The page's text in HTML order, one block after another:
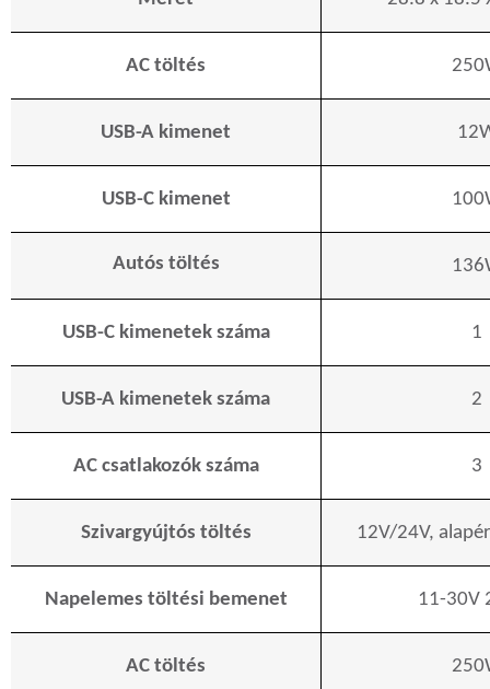
AC töltés
USB-A kimenet
USB-C kimenet
Autós töltés
USB-C kimenetek száma 1
USB-A kimenetek száma 2
AC csatlakozók száma 3
Szivargyújtós töltés 12V/24V,
Napelemes töltési bemenet 11-30V
AC töltés